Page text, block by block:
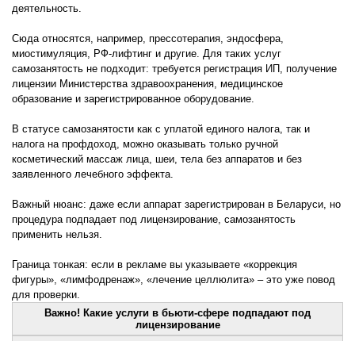
деятельность.
Сюда относятся, например, прессотерапия, эндосфера,
миостимуляция, РФ-лифтинг и другие. Для таких услуг
самозанятость не подходит: требуется регистрация ИП, получение
лицензии Министерства здравоохранения, медицинское
образование и зарегистрированное оборудование.
В статусе самозанятости как с уплатой единого налога, так и
налога на профдоход, можно оказывать только ручной
косметический массаж лица, шеи, тела без аппаратов и без
заявленного лечебного эффекта.
Важный нюанс: даже если аппарат зарегистрирован в Беларуси, но
процедура подпадает под лицензирование, самозанятость
применить нельзя.
Граница тонкая: если в рекламе вы указываете «коррекция
фигуры», «лимфодренаж», «лечение целлюлита» – это уже повод
для проверки.
Важно! Какие услуги в бьюти-сфере подпадают под
лицензирование